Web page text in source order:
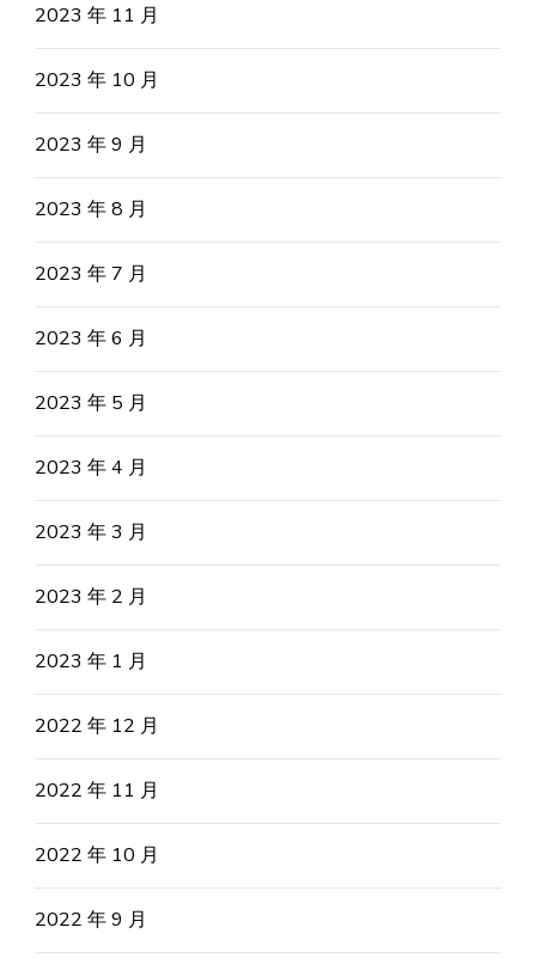
2023 年 11 月
2023 年 10 月
2023 年 9 月
2023 年 8 月
2023 年 7 月
2023 年 6 月
2023 年 5 月
2023 年 4 月
2023 年 3 月
2023 年 2 月
2023 年 1 月
2022 年 12 月
2022 年 11 月
2022 年 10 月
2022 年 9 月